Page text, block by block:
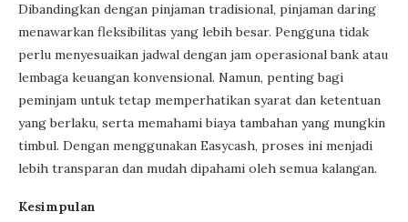
Dibandingkan dengan pinjaman tradisional, pinjaman daring
menawarkan fleksibilitas yang lebih besar. Pengguna tidak
perlu menyesuaikan jadwal dengan jam operasional bank atau
lembaga keuangan konvensional. Namun, penting bagi
peminjam untuk tetap memperhatikan syarat dan ketentuan
yang berlaku, serta memahami biaya tambahan yang mungkin
timbul. Dengan menggunakan Easycash, proses ini menjadi
lebih transparan dan mudah dipahami oleh semua kalangan.
Kesimpulan